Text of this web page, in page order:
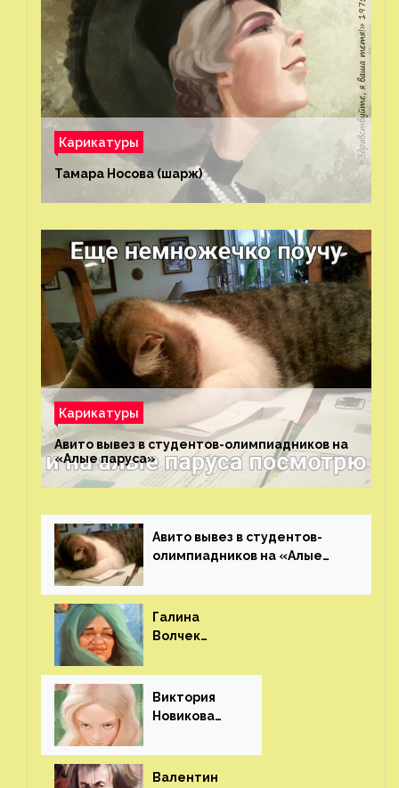
Карикатуры
Тамара Носова (шарж)⁠⁠
Карикатуры
Авито вывез в студентов-олимпиадников на
«Алые паруса»⁠⁠
Авито вывез в студентов-
олимпиадников на «Алые
Галина
Волчек
Виктория
Новикова
Валентин